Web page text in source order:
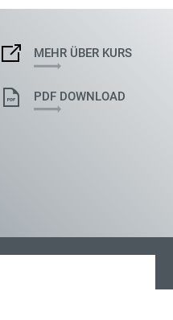
MEHR ÜBER KURS
PDF DOWNLOAD